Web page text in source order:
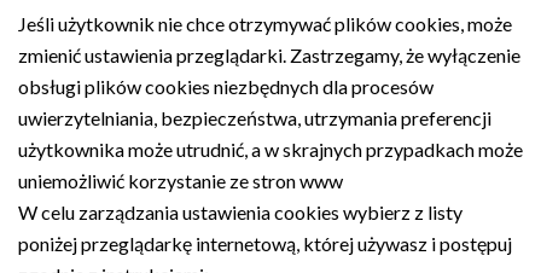
Jeśli użytkownik nie chce otrzymywać plików cookies, może
zmienić ustawienia przeglądarki. Zastrzegamy, że wyłączenie
obsługi plików cookies niezbędnych dla procesów
uwierzytelniania, bezpieczeństwa, utrzymania preferencji
użytkownika może utrudnić, a w skrajnych przypadkach może
uniemożliwić korzystanie ze stron www
W celu zarządzania ustawienia cookies wybierz z listy
poniżej przeglądarkę internetową, której używasz i postępuj